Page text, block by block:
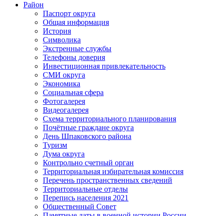
Район
Паспорт округа
Общая информация
История
Символика
Экстренные службы
Телефоны доверия
Инвестиционная привлекательность
СМИ округа
Экономика
Социальная сфера
Фотогалерея
Видеогалерея
Схема территориального планирования
Почётные граждане округа
День Шпаковского района
Туризм
Дума округа
Контрольно счетный орган
Территориальная избирательная комиссия
Перечень пространственных сведений
Территориальные отделы
Перепись населения 2021
Общественный Совет